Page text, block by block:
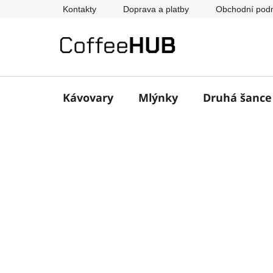
Kontakty Doprava a platby Obchodní
Kávovary Mlýnky Druhá